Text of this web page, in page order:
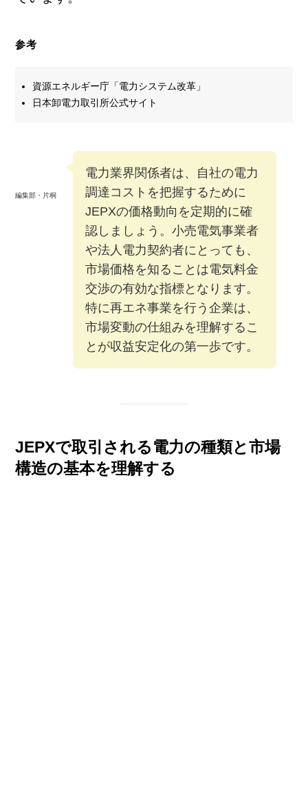
参考
資源エネルギー庁「電力システム改革」
日本卸電力取引所公式サイト
編集部・片桐
電力業界関係者は、自社の電力
調達コストを把握するために
JEPXの価格動向を定期的に確
認しましょう。小売電気事業者
や法人電力契約者にとっても、
市場価格を知ることは電気料金
交渉の有効な指標となります。
特に再エネ事業を行う企業は、
市場変動の仕組みを理解するこ
とが収益安定化の第一歩です。
JEPXで取引される電力の種類と市場
構造の基本を理解する